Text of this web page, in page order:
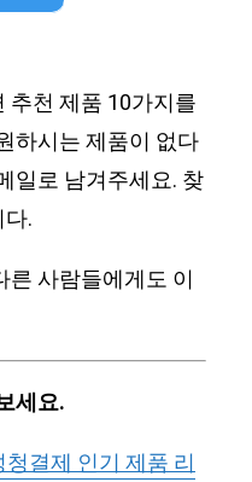
추천 제품 10가지를
하시는 제품이 없다
일로 남겨주세요. 찾
.
른 사람들에게도 이
세요.
결제 인기 제품 리